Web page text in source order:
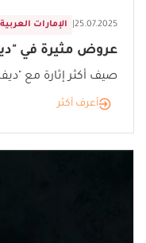
الإمارات 25.07.2025
عروض مثيرة في
صيف أكثر إثارة مع
أعرف أكثر